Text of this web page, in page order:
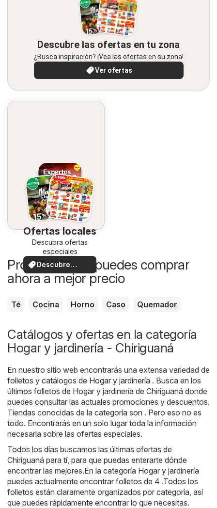
Descubre las ofertas en tu zona
¿Busca inspiración? ¡Vea las ofertas en su zona!
Ver ofertas
Ofertas locales
Descubra ofertas
especiales
Descubre
ofertas
Productos que puedes comprar
ahora a mejor precio
Té Cocina Horno Caso Quemador
Catálogos y ofertas en la categoría
Hogar y jardinería - Chiriguaná
En nuestro sitio web encontrarás una extensa variedad de
folletos y catálogos de Hogar y jardinería . Busca en los
últimos folletos de Hogar y jardinería de Chiriguaná donde
puedes consultar las actuales promociones y descuentos.
Tiendas conocidas de la categoría son . Pero eso no es
todo. Encontrarás en un solo lugar toda la información
necesaria sobre las ofertas especiales.
Todos los días buscamos las últimas ofertas de
Chiriguaná para tí, para que puedas enterarte dónde
encontrar las mejores.En la categoría Hogar y jardinería
puedes actualmente encontrar folletos de 4 .Todos los
folletos están claramente organizados por categoría, así
que puedes rápidamente encontrar lo que necesitas.